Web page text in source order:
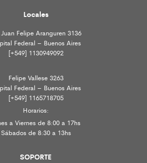
Locales
Felipe Aranguren 3136
Federal – Buenos Aires
[+549] 1130949092
Felipe Vallese 3263
Federal – Buenos Aires
[+549] 1165718705
Horarios:
a Viernes de 8:00 a 17hs
Sábados de 8:30 a 13hs
SOPORTE